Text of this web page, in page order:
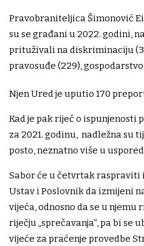
Pravobraniteljica Šimonović
su se građani u 2022. godini,
prituživali na diskriminaciju
pravosuđe (229), gospodarstvo
Njen Ured je uputio 170
Kad je pak riječ o ispunjenosti
za 2021. godinu, nadležna su
posto, neznatno više u
Sabor će u četvrtak raspraviti
Ustav i Poslovnik da izmijeni
vijeća, odnosno da se u njemu
riječju „sprečavanja“, pa bi se
vijeće za praćenje provedbe